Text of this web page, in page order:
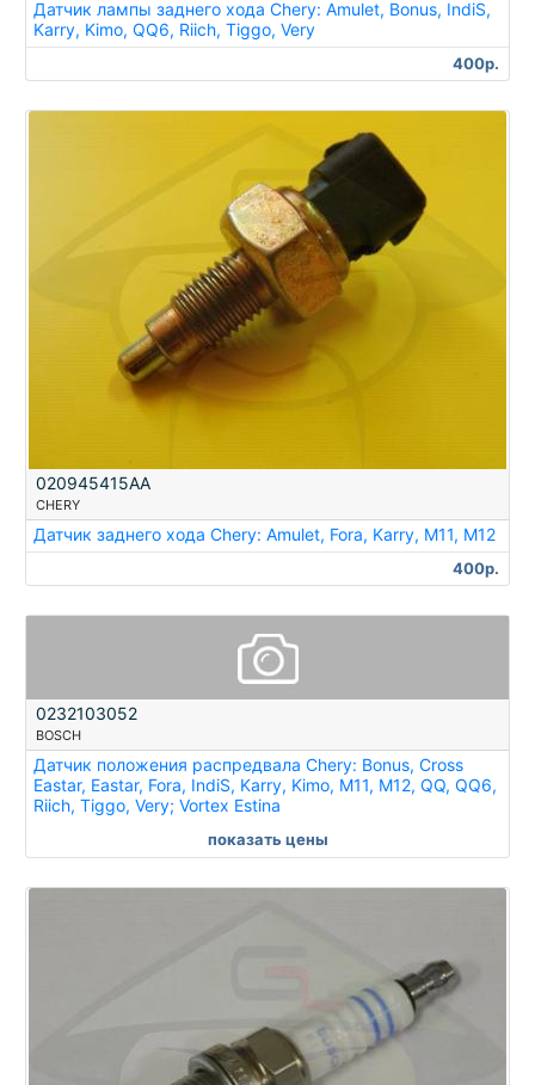
Датчик лампы заднего хода Chery: Amulet, Bonus, IndiS,
Karry, Kimo, QQ6, Riich, Tiggo, Very
400р.
020945415AA
CHERY
Датчик заднего хода Chery: Amulet, Fora, Karry, M11, M12
400р.
0232103052
BOSCH
Датчик положения распредвала Chery: Bonus, Cross
Eastar, Eastar, Fora, IndiS, Karry, Kimo, M11, M12, QQ, QQ6,
Riich, Tiggo, Very; Vortex Estina
показать цены